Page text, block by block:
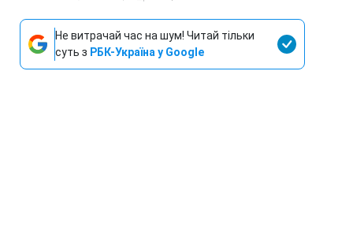
Не витрачай час на шум! Читай тільки
суть з РБК-Україна у Google